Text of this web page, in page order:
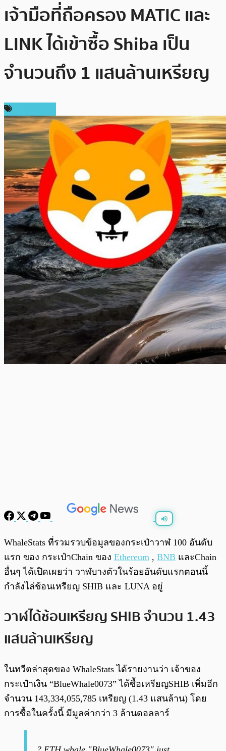
เจ้ามือที่ถือครอง MATIC และ
LINK ได้เข้าซื้อ Shiba เป็น
จำนวนถึง 1 แสนล้านเหรียญ
พร้อมเล่น 0:00
WhaleStats ที่รวมรวบข้อมูลของกระเป๋าวาฬ 100 อันดับ
แรก ของ กระเป๋าChain ของ Ethereum , BNB และChain
อื่นๆ ได้เปิดเผยว่า วาฬบางตัวในร้อยอันดับแรกตอนนี้
กำลังไล่ช้อนเหรียญ SHIB และ LUNA อยู่
วาฬได้ช้อนเหรียญ SHIB จำนวน 1.43
แสนล้านเหรียญ
ในทวีตล่าสุดของ WhaleStats ได้รายงานว่า เจ้าของ
กระเป๋าเงิน “BlueWhale0073” ได้ซื้อเหรียญSHIB เพิ่มอีก
จำนวน 143,334,055,785 เหรียญ (1.43 แสนล้าน) โดย
การซื้อในครั้งนี้ มีมูลค่ากว่า 3 ล้านดอลลาร์